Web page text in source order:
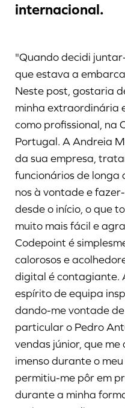
internacional.
"Quando decidi
que estava a
Neste post, gostaria
minha extraordinária
como profissional, na
Portugal. A Andreia
da sua empresa,
funcionários de longa
nos à vontade e
desde o início, o que
muito mais fácil e
Codepoint é
calorosos e
digital é contagiante.
espírito de equipa
dando-me vontade
particular o Pedro
vendas júnior, que me
imenso durante o
permitiu-me pôr em
durante a minha